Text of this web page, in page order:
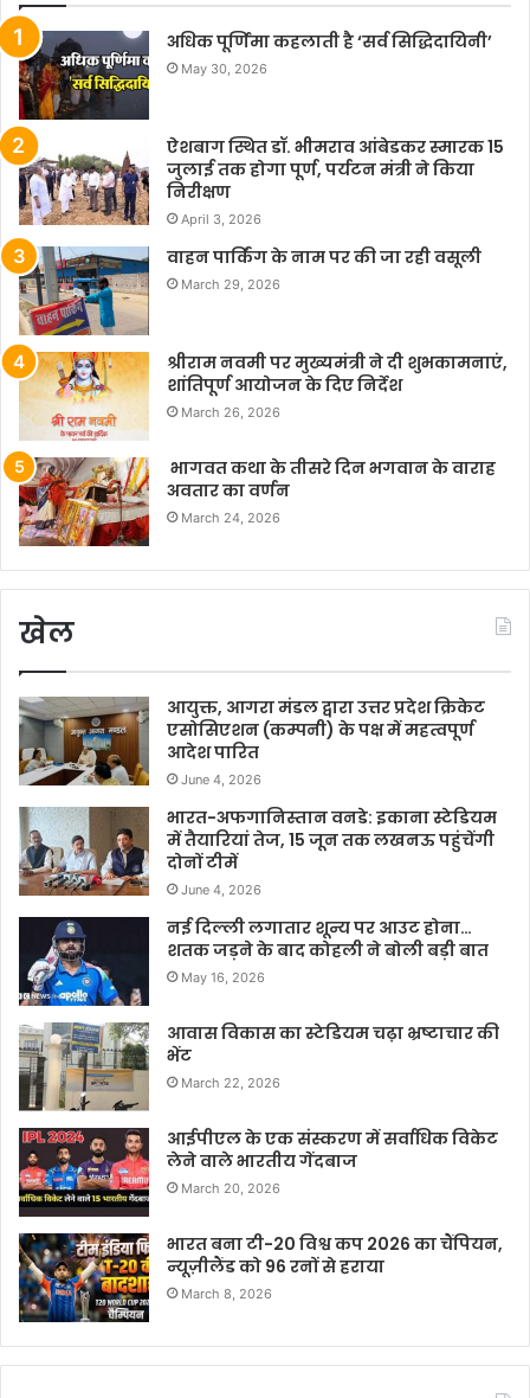
अधिक पूर्णिमा कहलाती है ‘सर्व सिद्धिदायिनी’
May 30, 2026
ऐशबाग स्थित डॉ. भीमराव आंबेडकर स्मारक 15
जुलाई तक होगा पूर्ण, पर्यटन मंत्री ने किया
निरीक्षण
April 3, 2026
वाहन पार्किंग के नाम पर की जा रही वसूली
March 29, 2026
श्रीराम नवमी पर मुख्यमंत्री ने दी शुभकामनाएं,
शांतिपूर्ण आयोजन के दिए निर्देश
March 26, 2026
भागवत कथा के तीसरे दिन भगवान के वाराह
अवतार का वर्णन
March 24, 2026
खेल
आयुक्त, आगरा मंडल द्वारा उत्तर प्रदेश क्रिकेट
एसोसिएशन (कम्पनी) के पक्ष में महत्वपूर्ण
आदेश पारित
June 4, 2026
भारत-अफगानिस्तान वनडे: इकाना स्टेडियम
में तैयारियां तेज, 15 जून तक लखनऊ पहुंचेंगी
दोनों टीमें
June 4, 2026
नई दिल्ली लगातार शून्य पर आउट होना…
शतक जड़ने के बाद कोहली ने बोली बड़ी बात
May 16, 2026
आवास विकास का स्टेडियम चढ़ा भ्रष्टाचार की
भेंट
March 22, 2026
आईपीएल के एक संस्करण में सर्वाधिक विकेट
लेने वाले भारतीय गेंदबाज
March 20, 2026
भारत बना टी-20 विश्व कप 2026 का चैंपियन,
न्यूज़ीलैंड को 96 रनों से हराया
March 8, 2026